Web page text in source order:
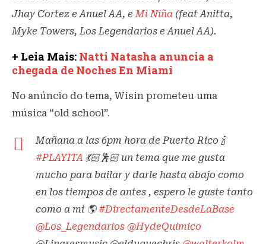
Jhay Cortez e Anuel AA, eMi Niña (feat Anitta,
Myke Towers, Los Legendarios e Anuel AA).
+ Leia Mais: Natti Natasha anuncia a
chegada de Noches En Miami
No anúncio do tema, Wisin prometeu uma
música “old school”.
Mañana a las 6pm hora de Puerto Rico 🍾
#PLAYITA 💃🏻🕺🏻 un tema que me gusta
mucho para bailar y darle hasta abajo como
en los tiempos de antes , espero le guste tanto
como a mi 🌎#DirectamenteDesdeLaBase
@Los_Legendarios @HydeQuimico